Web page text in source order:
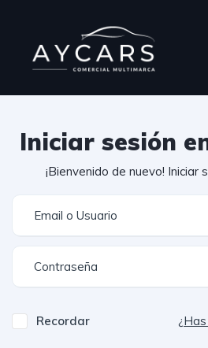
Iniciar sesión
¡Bienvenido de nuevo! Iniciar
Recordar